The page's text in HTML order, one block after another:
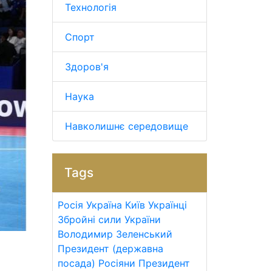
Технологія
Спорт
Здоров'я
Наука
Навколишнє середовище
Tags
Росія Україна Київ Українці
Збройні сили України
Володимир Зеленський
Президент (державна
посада) Росіяни Президент